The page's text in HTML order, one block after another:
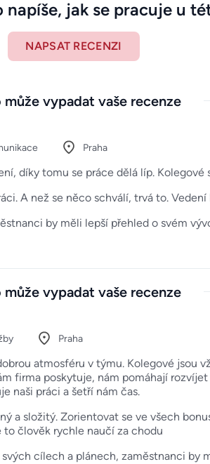
napíše, jak se pracuje u
NAPSAT RECENZI
může vypadat vaše recenze
Praha
díky tomu se práce dělá líp. Kolegové
A než se něco schválí, trvá to.
by měli lepší přehled o svém
může vypadat vaše recenze
Praha
atmosféru v týmu. Kolegové jsou
firma poskytuje, nám pomáhají
naši práci a šetří nám čas.
a složitý. Zorientovat se ve všech
člověk rychle naučí za chodu
cílech a plánech, zaměstnanci by